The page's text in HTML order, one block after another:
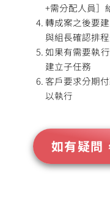
+需分配人員］
轉成案之後要
與組長確認排
如果有需要執
建立子任務
客戶要求分期
以執行
如有疑問